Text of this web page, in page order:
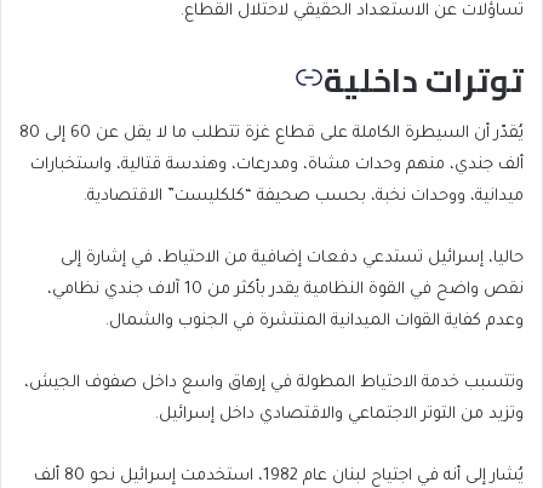
تساؤلات عن الاستعداد الحقيقي لاحتلال القطاع.
توترات داخلية
يُقدّر أن السيطرة الكاملة على قطاع غزة تتطلب ما لا يقل عن 60 إلى 80
ألف جندي، منهم وحدات مشاة، ومدرعات، وهندسة قتالية، واستخبارات
ميدانية، ووحدات نخبة، بحسب صحيفة “كلكليست” الاقتصادية.
حاليا، إسرائيل تستدعي دفعات إضافية من الاحتياط، في إشارة إلى
نقص واضح في القوة النظامية يقدر بأكثر من 10 آلاف جندي نظامي،
وعدم كفاية القوات الميدانية المنتشرة في الجنوب والشمال.
وتتسبب خدمة الاحتياط المطولة في إرهاق واسع داخل صفوف الجيش،
وتزيد من التوتر الاجتماعي والاقتصادي داخل إسرائيل.
يُشار إلى أنه في اجتياح لبنان عام 1982، استخدمت إسرائيل نحو 80 ألف